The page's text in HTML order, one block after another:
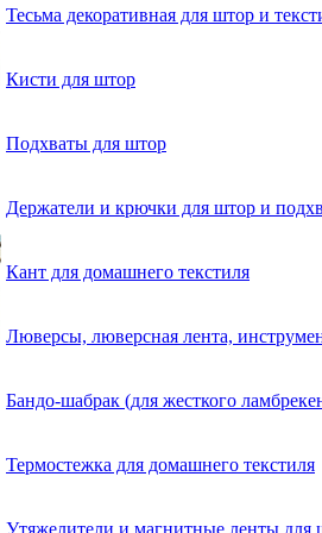
Тесьма декоративная для штор и
Кисти для штор
Подхваты для штор
Держатели и крючки для штор и
Кант для домашнего текстиля
Люверсы, люверсная лента,
Бандо-шабрак (для жесткого
Термостежка для домашнего текстиля
Утяжелители и магнитные ленты для